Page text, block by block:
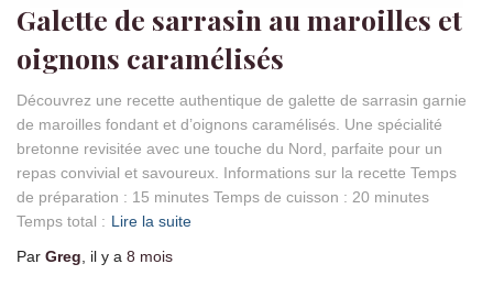
Galette de sarrasin au maroilles et
oignons caramélisés
Découvrez une recette authentique de galette de sarrasin garnie
de maroilles fondant et d’oignons caramélisés. Une spécialité
bretonne revisitée avec une touche du Nord, parfaite pour un
repas convivial et savoureux. Informations sur la recette Temps
de préparation : 15 minutes Temps de cuisson : 20 minutes
Temps total : Lire la suite
Par Greg , il y a 8 mois